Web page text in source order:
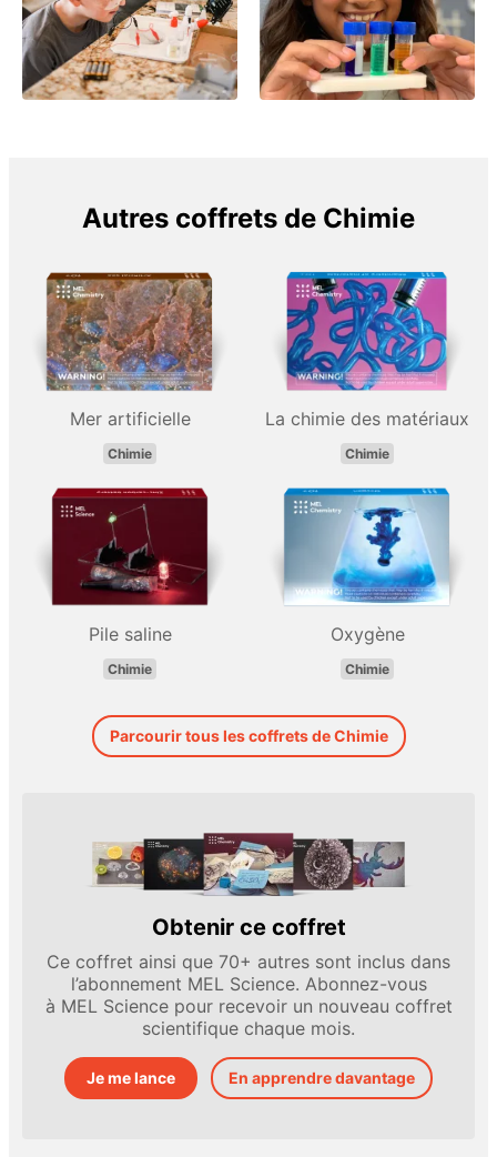
Autres coffrets de Chimie
Mer artificielle
Chimie
La chimie des matériaux
Chimie
Pile saline
Chimie
Oxygène
Chimie
Parcourir tous les coffrets de Chimie
Obtenir ce coffret
Ce coffret ainsi que 70+ autres sont inclus dans
l’abonnement MEL Science. Abonnez-vous
à MEL Science pour recevoir un nouveau coffret
scientifique chaque mois.
Je me lance En apprendre davantage